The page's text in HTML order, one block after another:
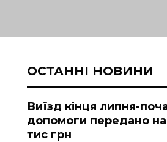
ОСТАННІ НОВИНИ
Виїзд кінця липня-
допомоги передано
тис грн